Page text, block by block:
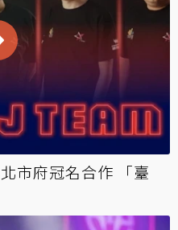
市府冠名合作 「臺